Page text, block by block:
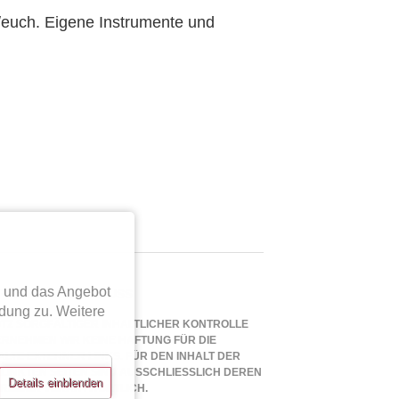
Eigene Instrumente und
SORGFÄLTIGER INHALTLICHER KONTROLLE
WIR KEINE HAFTUNG FÜR DIE
EXTERNER LINKS. FÜR DEN INHALT DER
SEITEN SIND AUSSCHLIESSLICH DEREN B
VERANTWORTLICH.
das Angebot
zu. Weitere
Details einblenden